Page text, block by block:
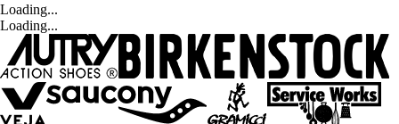
Loading...
Loading...